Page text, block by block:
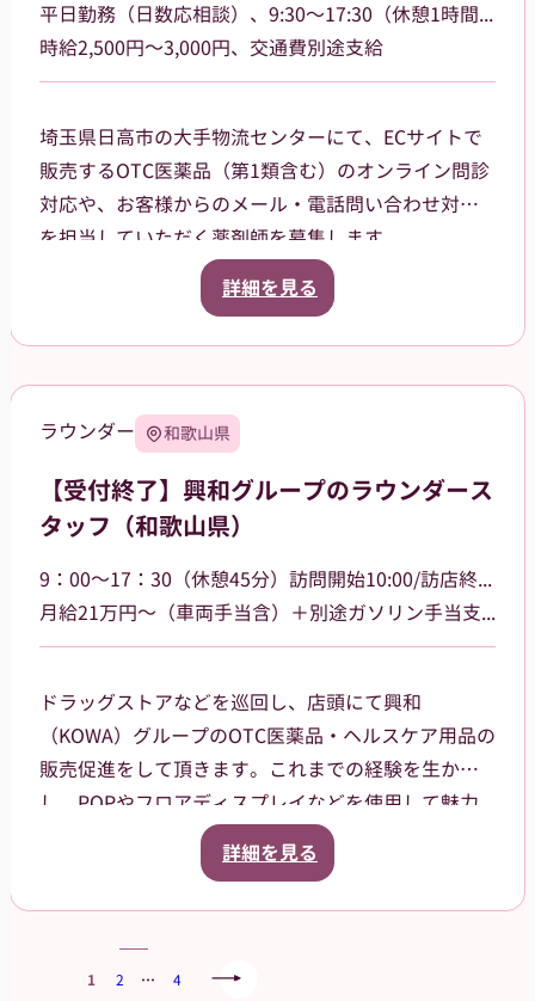
平日勤務（日数応相談）、9:30〜17:30（休憩1時間）
時給2,500円～3,000円、交通費別途支給
埼玉県日高市の大手物流センターにて、ECサイトで
販売するOTC医薬品（第1類含む）のオンライン問診
対応や、お客様からのメール・電話問い合わせ対応
を担当していただく薬剤師を募集します。
勤務は平日のみ、日数や勤務日は応相談。9:30〜
17:30（休憩1時間）で残業もほぼないため、プライ
職場です。
れまでの専門知識を活かして活躍したい方に最適な
職場です。
詳細を見る
ラウンダー 和歌山県
【受付終了】興和グループのラウンダース
タッフ（和歌山県）
9：00～17：30（休憩45分）訪問開始10:00/訪店終了17:00
月給21万円～（車両手当含）＋別途ガソリン手当支給 その他手当あり
ドラッグストアなどを巡回し、店頭にて興和
（KOWA）グループのOTC医薬品・ヘルスケア用品の
販売促進をして頂きます。これまでの経験を生か
し、POPやフロアディスプレイなどを使用して魅力
的な売場作りをお願いします。また、商品や稼働に
関する研修などは、事前に担当者から数日間行いま
【巡回エリア】
詳細を見る
1 2 … 4